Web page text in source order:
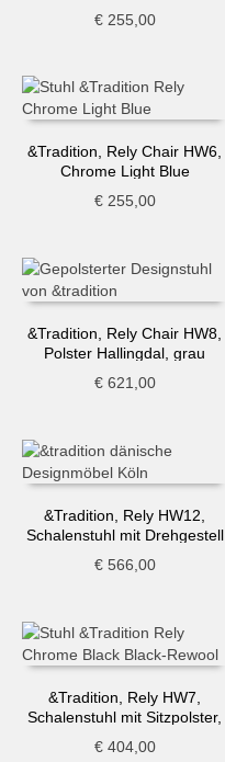
€255,00
&Tradition, Rely Chair HW6,
Chrome Light Blue
€255,00
&Tradition, Rely Chair HW8,
Polster Hallingdal, grau
€621,00
&Tradition, Rely HW12,
Schalenstuhl mit Drehgestell
und Sitzpolster, dunkelrot
€566,00
&Tradition, Rely HW7,
Schalenstuhl mit Sitzpolster,
€404,00